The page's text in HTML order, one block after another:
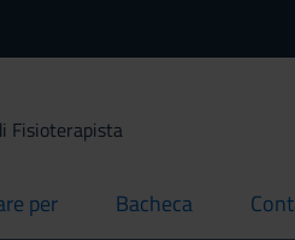
Fisioterapista
per Bacheca
current